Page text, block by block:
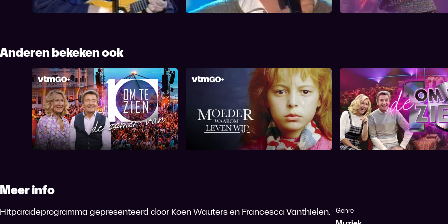
Anderen bekeken ook
Tien Om Te Zien: De Zomer van Moeder Waarom Leven Wij? De Tien Om Te
Meer info
Hitparadeprogramma gepresenteerd door Koen Wauters en Francesca Vanthielen. Genre